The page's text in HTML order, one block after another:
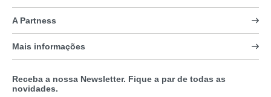
A Partness
Mais informações
Receba a nossa Newsletter. Fique a par de todas as
novidades.